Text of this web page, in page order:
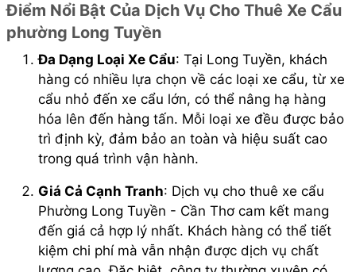
Điểm Nổi Bật Của Dịch Vụ Cho Thuê Xe Cẩu
phường Long Tuyền
Đa Dạng Loại Xe Cẩu: Tại Long Tuyền, khách
hàng có nhiều lựa chọn về các loại xe cẩu, từ xe
cẩu nhỏ đến xe cẩu lớn, có thể nâng hạ hàng
hóa lên đến hàng tấn. Mỗi loại xe đều được bảo
trì định kỳ, đảm bảo an toàn và hiệu suất cao
trong quá trình vận hành.
Giá Cả Cạnh Tranh: Dịch vụ cho thuê xe cẩu
Phường Long Tuyền - Cần Thơ cam kết mang
đến giá cả hợp lý nhất. Khách hàng có thể tiết
kiệm chi phí mà vẫn nhận được dịch vụ chất